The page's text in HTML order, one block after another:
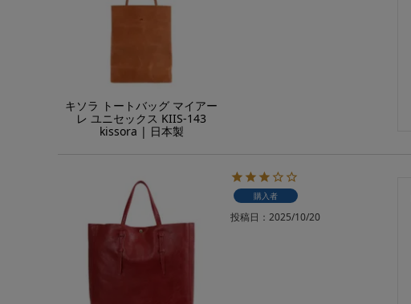
キソラ トートバッグ マイアー
レ ユニセックス KIIS-143
kissora | 日本製
購入者
投稿日 2025/10/20